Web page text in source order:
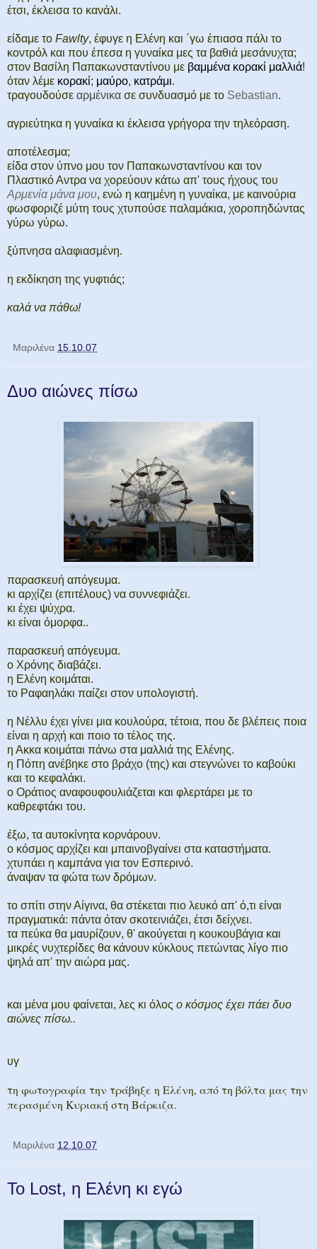
έτσι, έκλεισα το κανάλι.
είδαμε το Fawlty, έφυγε η Ελένη και ΄γω έπιασα πάλι το
κοντρόλ και που έπεσα η γυναίκα μες τα βαθιά μεσάνυχτα;
στον Βασίλη Παπακωνσταντίνου με βαμμένα κορακί μαλλιά!
όταν λέμε κορακί; μαύρο, κατράμι.
τραγουδούσε αρμένικα σε συνδυασμό με το Sebastian.
αγριεύτηκα η γυναίκα κι έκλεισα γρήγορα την τηλεόραση.
αποτέλεσμα;
είδα στον ύπνο μου τον Παπακωνσταντίνου και τον
Πλαστικό Αντρα να χορεύουν κάτω απ' τους ήχους του
Αρμενία μάνα μου, ενώ η καημένη η γυναίκα, με καινούρια
φωσφοριζέ μύτη τους χτυπούσε παλαμάκια, χοροπηδώντας
γύρω γύρω.
ξύπνησα αλαφιασμένη.
η εκδίκηση της γυφτιάς;
καλά να πάθω!
Μαριλένα 15.10.07
Δυο αιώνες πίσω
παρασκευή απόγευμα.
κι αρχίζει (επιτέλους) να συννεφιάζει.
κι έχει ψύχρα.
κι είναι όμορφα..
παρασκευή απόγευμα.
ο Χρόνης διαβάζει.
η Ελένη κοιμάται.
το Ραφαηλάκι παίζει στον υπολογιστή.
η Νέλλυ έχει γίνει μια κουλούρα, τέτοια, που δε βλέπεις ποια
είναι η αρχή και ποιο το τέλος της.
η Ακκα κοιμάται πάνω στα μαλλιά της Ελένης.
η Πόπη ανέβηκε στο βράχο (της) και στεγνώνει το καβούκι
και το κεφαλάκι.
ο Οράτιος αναφουφουλιάζεται και φλερτάρει με το
καθρεφτάκι του.
έξω, τα αυτοκίνητα κορνάρουν.
ο κόσμος αρχίζει και μπαινοβγαίνει στα καταστήματα.
χτυπάει η καμπάνα για τον Εσπερινό.
άναψαν τα φώτα των δρόμων.
το σπίτι στην Αίγινα, θα στέκεται πιο λευκό απ' ό,τι είναι
πραγματικά: πάντα όταν σκοτεινιάζει, έτσι δείχνει.
τα πεύκα θα μαυρίζουν, θ' ακούγεται η κουκουβάγια και
μικρές νυχτερίδες θα κάνουν κύκλους πετώντας λίγο πιο
ψηλά απ' την αιώρα μας.
και μένα μου φαίνεται, λες κι όλος ο κόσμος έχει πάει δυο
αιώνες πίσω..
υγ
τη φωτογραφία την τράβηξε η Ελένη, από τη βόλτα μας την
περασμένη Κυριακή στη Βάρκιζα.
Μαριλένα 12.10.07
Το Lost, η Ελένη κι εγώ